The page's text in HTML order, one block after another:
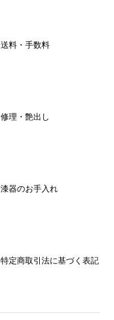
送料・手数料
修理・艶出し
漆器のお手入れ
特定商取引法に基づく表記